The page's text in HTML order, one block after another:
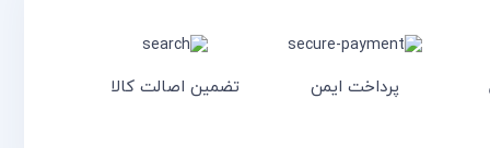
پرداخت ایمن تضمین اصالت کالا